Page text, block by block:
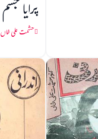
پرایا جسم
حشمت علی خاں